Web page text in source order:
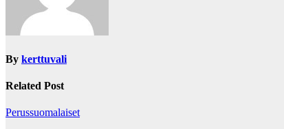
By kerttuvali
Related Post
Perussuomalaiset